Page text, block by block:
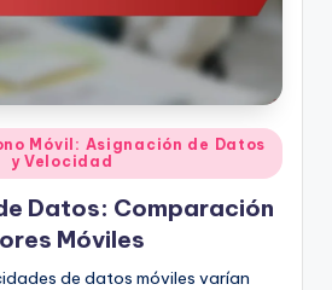
Móvil: Asignación de Datos
y Velocidad
Datos: Comparación
Móviles
de datos móviles varían